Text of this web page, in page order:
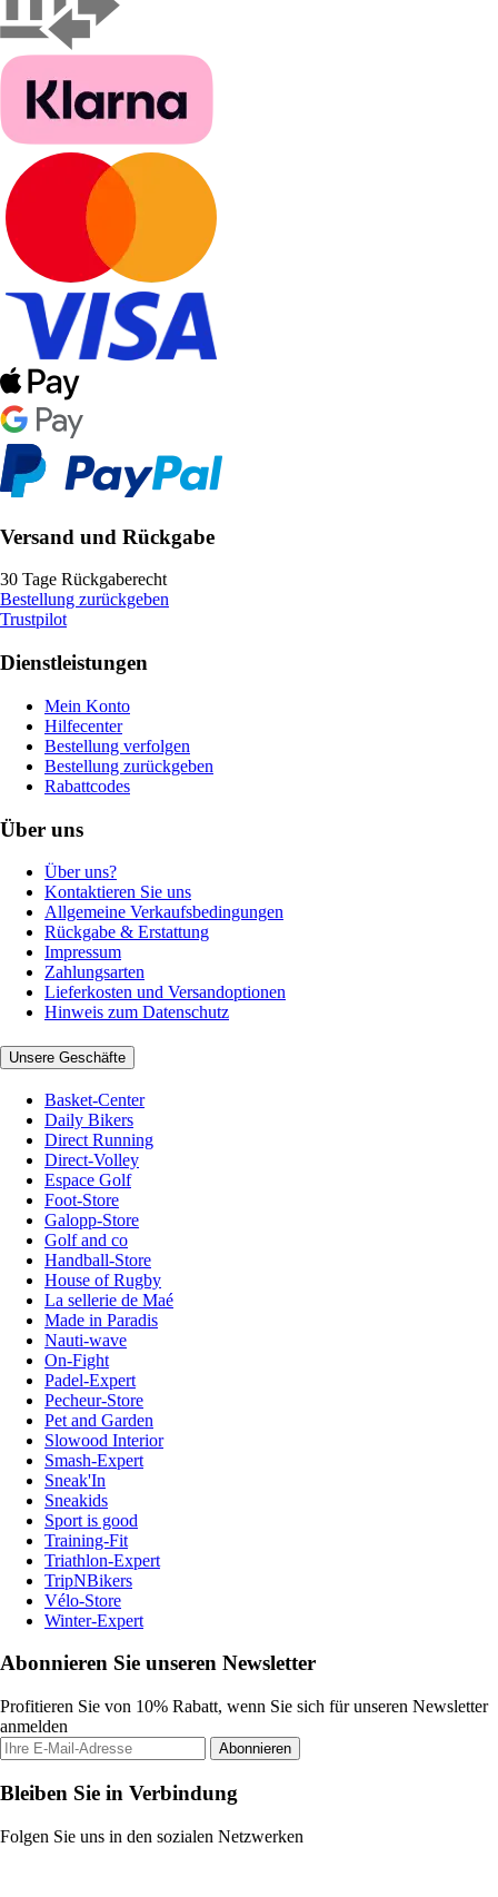
Versand und Rückgabe
30 Tage Rückgaberecht
Bestellung zurückgeben
Trustpilot
Dienstleistungen
Mein Konto
Hilfecenter
Bestellung verfolgen
Bestellung zurückgeben
Rabattcodes
Über uns
Über uns?
Kontaktieren Sie uns
Allgemeine Verkaufsbedingungen
Rückgabe & Erstattung
Impressum
Zahlungsarten
Lieferkosten und Versandoptionen
Hinweis zum Datenschutz
Unsere Geschäfte
Basket-Center
Daily Bikers
Direct Running
Direct-Volley
Espace Golf
Foot-Store
Galopp-Store
Golf and co
Handball-Store
House of Rugby
La sellerie de Maé
Made in Paradis
Nauti-wave
On-Fight
Padel-Expert
Pecheur-Store
Pet and Garden
Slowood Interior
Smash-Expert
Sneak'In
Sneakids
Sport is good
Training-Fit
Triathlon-Expert
TripNBikers
Vélo-Store
Winter-Expert
Abonnieren Sie unseren Newsletter
Profitieren Sie von 10% Rabatt, wenn Sie sich für unseren Newsletter
anmelden
Abonnieren
Bleiben Sie in Verbindung
Folgen Sie uns in den sozialen Netzwerken